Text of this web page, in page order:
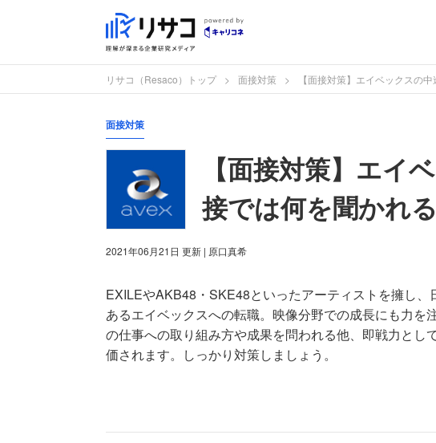
リサコ（Resaco）トップ 面接対策 【面接対策】エイベックスの
面接対策
【面接対策】エイ
接では何を聞かれ
2021年06月21日 更新 | 原口真希
EXILEやAKB48・SKE48といったアーティストを擁し
あるエイベックスへの転職。映像分野での成長にも力
の仕事への取り組み方や成果を問われる他、即戦力とし
価されます。しっかり対策しましょう。